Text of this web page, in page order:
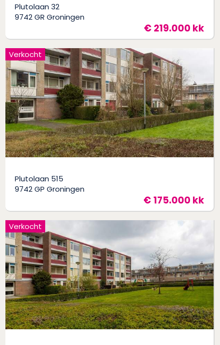
Plutolaan 32
9742 GR Groningen
€ 219.000 kk
Plutolaan 515
9742 GP Groningen
€ 175.000 kk
Verkocht
Verkocht